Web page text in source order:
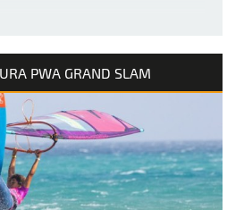
PWA GRAND SLAM